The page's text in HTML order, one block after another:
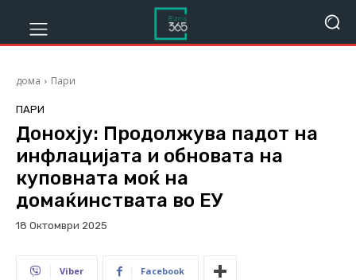
дома Пари
ПАРИ
Донохју: Продолжува падот на
инфлацијата и обновата на
куповната моќ на
домаќинствата во ЕУ
18 Октомври 2025
Viber Facebook